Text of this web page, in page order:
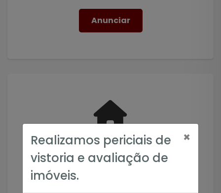
Realizamos periciais de
vistoria e avaliação de
imóveis.
×
Anunciar
Solicitar Imóvel
Encontramos o imóvel que você precisa!